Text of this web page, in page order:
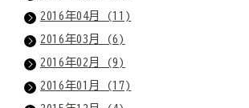
2016年04月 (11)
2016年03月 (6)
2016年02月 (9)
2016年01月 (17)